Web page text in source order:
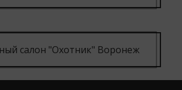
салон "Охотник" Воронеж